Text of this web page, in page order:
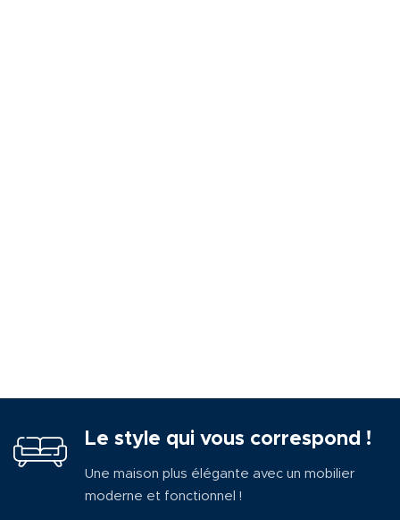
Le style qui vous correspond !
Une maison plus élégante avec un mobilier
moderne et fonctionnel !